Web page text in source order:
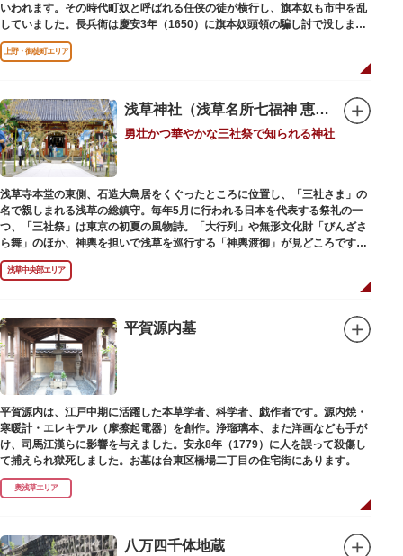
いわれます。その時代町奴と呼ばれる任侠の徒が横行し、旗本奴も市中を乱
していました。長兵衛は慶安3年（1650）に旗本奴頭領の騙し討で没しまし
た。お墓は源空寺（げんくうじ）にあります。
上野・御徒町エリア
浅草神社（浅草名所七福神 恵比須）
勇壮かつ華やかな三社祭で知られる神社
浅草寺本堂の東側、石造大鳥居をくぐったところに位置し、「三社さま」の
名で親しまれる浅草の総鎮守。毎年5月に行われる日本を代表する祭礼の一
つ、「三社祭」は東京の初夏の風物詩。「大行列」や無形文化財「びんざさ
ら舞」のほか、神輿を担いで浅草を巡行する「神輿渡御」が見どころです。
町を練り歩く担ぎ手たちの威勢良い掛け声が響き渡り、浅草の町がまつり一
色に染まります。
6月の「夏越し（なごし）の大祓」では、茅草で作られた輪の中（茅の輪）
ら逃れ、福徳があると伝えられる行事です。
本殿には浅草寺のご本尊である聖観世音菩薩像を見つけた漁師の兄弟ととも
に、尊像として奉安した郷土の文化人、土師真中知（はじのなかとも）の3
人が祀られています。江戸時代に徳川家光が寄進した社殿は本殿・幣殿と拝
殿の間が渡り廊下で繋がる建築様式。国の重要文化財に指定されています。
また、浅草名所七福神のひとつとしても知られ、恵比須像が祀られていま
す。
浅草中央部エリア
平賀源内墓
平賀源内は、江戸中期に活躍した本草学者、科学者、戯作者です。源内焼・
寒暖計・エレキテル（摩擦起電器）を創作。浄瑠璃本、また洋画なども手が
け、司馬江漢らに影響を与えました。安永8年（1779）に人を誤って殺傷し
て捕えられ獄死しました。お墓は台東区橋場二丁目の住宅街にあります。
奥浅草エリア
八万四千体地蔵